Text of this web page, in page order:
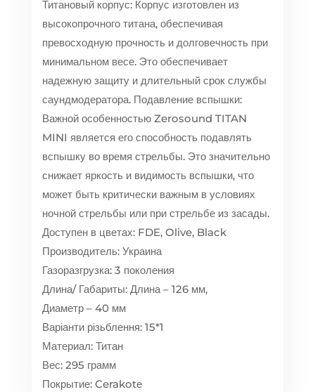
Титановый корпус: Корпус изготовлен из
высокопрочного титана, обеспечивая
превосходную прочность и долговечность при
минимальном весе. Это обеспечивает
надежную защиту и длительный срок службы
саундмодератора. Подавление вспышки:
Важной особенностью Zerosound TITAN
MINI является его способность подавлять
вспышку во время стрельбы. Это значительно
снижает яркость и видимость вспышки, что
может быть критически важным в условиях
ночной стрельбы или при стрельбе из засады.
Доступен в цветах: FDE, Olive, Black
Производитель: Украина
Газоразгрузка: 3 поколения
Длина/ Габариты: Длина – 126 мм,
Диаметр – 40 мм
Варіанти різьблення: 15*1
Материал: Титан
Вес: 295 грамм
Покрытие: Cerakotе